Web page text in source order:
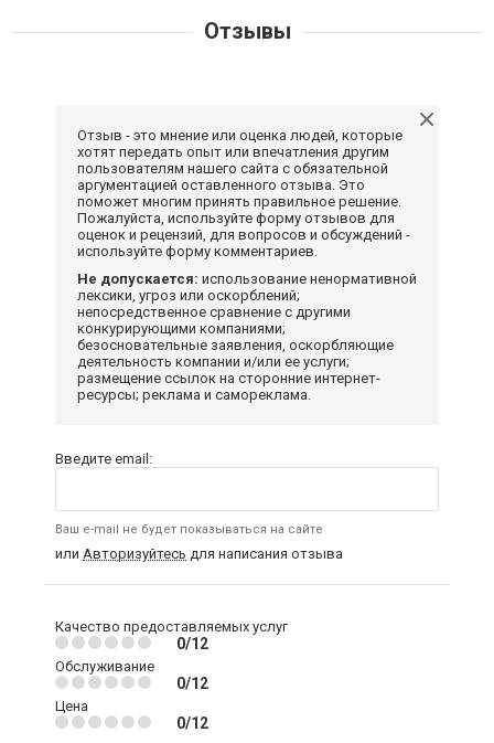
Отзывы
Отзыв - это мнение или оценка людей, которые
хотят передать опыт или впечатления другим
пользователям нашего сайта с обязательной
аргументацией оставленного отзыва. Это
поможет многим принять правильное решение.
Пожалуйста, используйте форму отзывов для
оценок и рецензий, для вопросов и обсуждений -
используйте форму комментариев.
Не допускается: использование ненормативной
лексики, угроз или оскорблений;
непосредственное сравнение с другими
конкурирующими компаниями;
безосновательные заявления, оскорбляющие
деятельность компании и/или ее услуги;
размещение ссылок на сторонние интернет-
ресурсы; реклама и самореклама.
Введите email:
Ваш e-mail не будет показываться на сайте
или Авторизуйтесь для написания отзыва
Качество предоставляемых услуг
0/12
Обслуживание
0/12
Цена
0/12